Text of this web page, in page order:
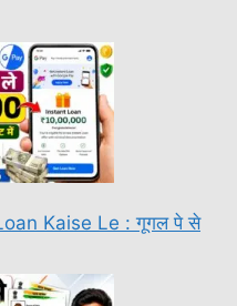
Kaise Le : गूगल पे से